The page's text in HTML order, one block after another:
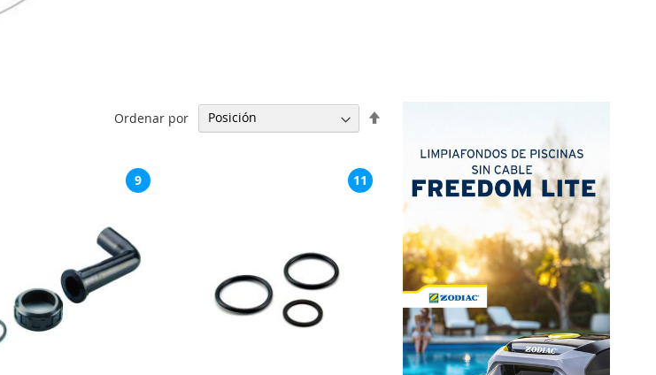
Ordenar por
Descendente
9 11